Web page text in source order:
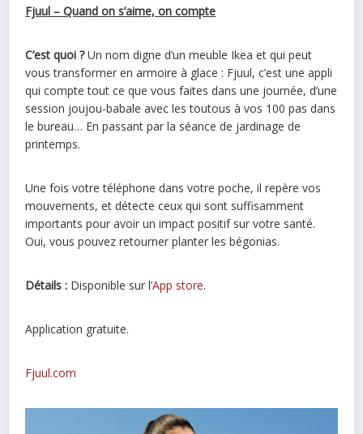
Fjuul – Quand on s’aime, on compte
C’est quoi ?Un nom digne d’un meuble Ikea et qui peut
vous transformer en armoire à glace : Fjuul, c’est une appli
qui compte tout ce que vous faites dans une journée, d’une
session joujou-babale avec les toutous à vos 100 pas dans
le bureau… En passant par la séance de jardinage de
printemps.
Une fois votre téléphone dans votre poche, il repère vos
mouvements, et détecte ceux qui sont suffisamment
importants pour avoir un impact positif sur votre santé.
Oui, vous pouvez retourner planter les bégonias.
Détails : Disponible sur l’App store.
Application gratuite.
Fjuul.com